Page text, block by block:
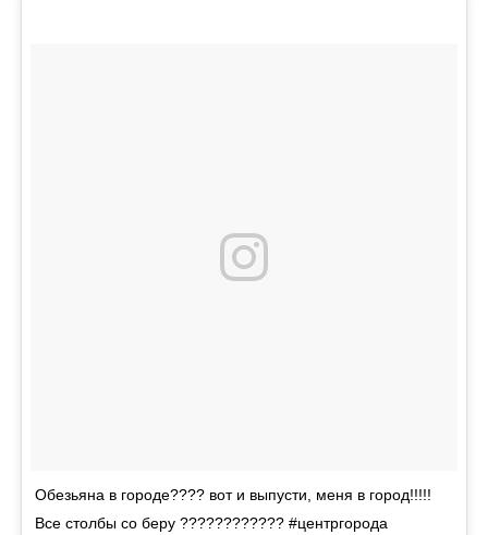
Обезьяна в городе???? вот и выпусти, меня в город!!!!!
Все столбы со беру ???????????? #центргорода